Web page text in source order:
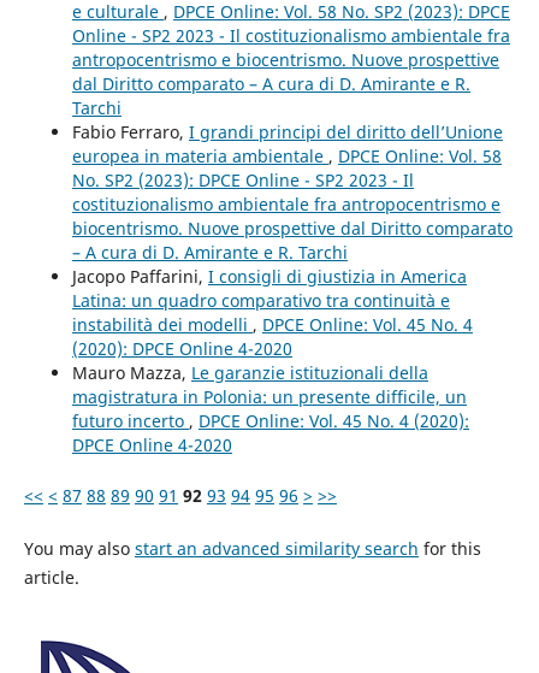
e culturale , DPCE Online: Vol. 58 No. SP2 (2023): DPCE
Online - SP2 2023 - Il costituzionalismo ambientale fra
antropocentrismo e biocentrismo. Nuove prospettive
dal Diritto comparato – A cura di D. Amirante e R.
Tarchi
Fabio Ferraro, I grandi principi del diritto dell’Unione
europea in materia ambientale , DPCE Online: Vol. 58
No. SP2 (2023): DPCE Online - SP2 2023 - Il
costituzionalismo ambientale fra antropocentrismo e
biocentrismo. Nuove prospettive dal Diritto comparato
– A cura di D. Amirante e R. Tarchi
Jacopo Paffarini, I consigli di giustizia in America
Latina: un quadro comparativo tra continuità e
instabilità dei modelli , DPCE Online: Vol. 45 No. 4
(2020): DPCE Online 4-2020
Mauro Mazza, Le garanzie istituzionali della
magistratura in Polonia: un presente difficile, un
futuro incerto , DPCE Online: Vol. 45 No. 4 (2020):
DPCE Online 4-2020
<< < 87 88 89 90 91 92 93 94 95 96 > >>
You may also start an advanced similarity search for this
article.